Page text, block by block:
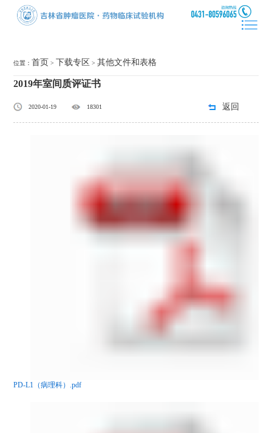
位置： 首页 > 下载专区 >其他文件和表格
2019年室间质评证书
2020-01-19 18301 返回
PD-L1（病理科）.pdf